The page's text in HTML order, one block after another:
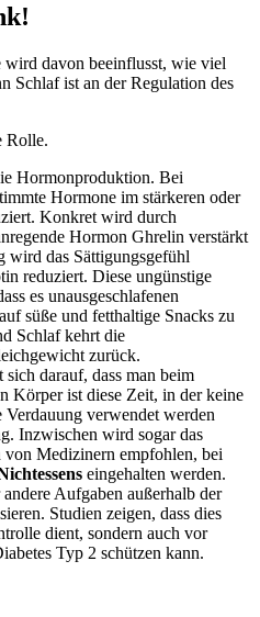
davon beeinflusst, wie viel
Schlaf ist an der Regulation des
Rolle.
Hormonproduktion. Bei
Hormone im stärkeren oder
Konkret wird durch
Hormon Ghrelin verstärkt
wird das Sättigungsgefühl
reduziert. Diese ungünstige
es unausgeschlafenen
süße und fetthaltige Snacks zu
Schlaf kehrt die
zurück.
darauf, dass man beim
Körper ist diese Zeit, in der keine
verwendet werden
Inzwischen wird sogar das
von Medizinern empfohlen, bei
eingehalten werden.
Aufgaben außerhalb der
Studien zeigen, dass dies
dient, sondern auch vor
Typ 2 schützen kann.